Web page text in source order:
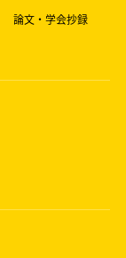
論文・学会抄録